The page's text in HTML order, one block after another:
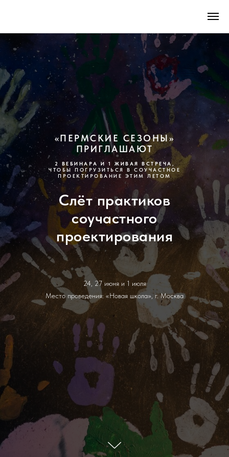
«ПЕРМСКИЕ СЕЗОНЫ»
ПРИГЛАШАЮТ
2 ВЕБИНАРА И 1 ЖИВАЯ ВСТРЕЧА ,
ЧТОБЫ ПОГРУЗИТЬСЯ В СОУЧАСТНОЕ
ПРОЕКТИРОВАНИЕ ЭТИМ ЛЕТОМ
Слёт практиков
соучастного
проектирования
24, 27 июня и 1 июля
Место проведения: «Новая школа», г. Москва